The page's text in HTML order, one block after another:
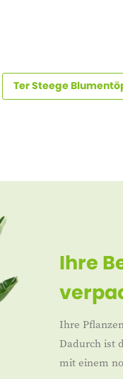
Ter Steege
Ihre
Ihre
Dadurch ist
mit einem